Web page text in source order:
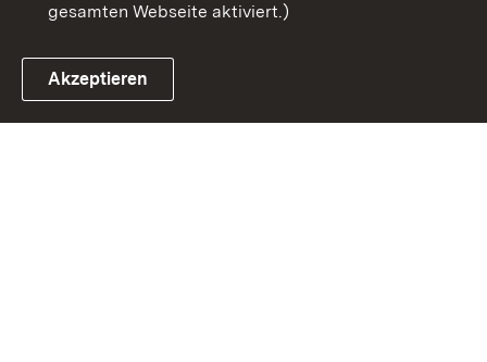
Link zum Landesportal
gesamten Webseite aktiviert.)
Akzeptieren